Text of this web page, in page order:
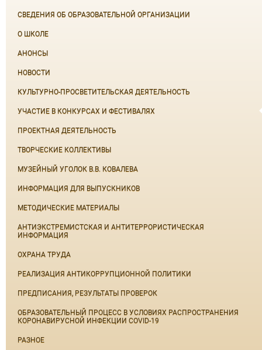
СВЕДЕНИЯ ОБ ОБРАЗОВАТЕЛЬНОЙ ОРГАНИЗАЦИИ
О ШКОЛЕ
АНОНСЫ
НОВОСТИ
КУЛЬТУРНО-ПРОСВЕТИТЕЛЬСКАЯ ДЕЯТЕЛЬНОСТЬ
УЧАСТИЕ В КОНКУРСАХ И ФЕСТИВАЛЯХ
ПРОЕКТНАЯ ДЕЯТЕЛЬНОСТЬ
ТВОРЧЕСКИЕ КОЛЛЕКТИВЫ
МУЗЕЙНЫЙ УГОЛОК В.В. КОВАЛЕВА
ИНФОРМАЦИЯ ДЛЯ ВЫПУСКНИКОВ
МЕТОДИЧЕСКИЕ МАТЕРИАЛЫ
АНТИЭКСТРЕМИСТСКАЯ И АНТИТЕРРОРИСТИЧЕСКАЯ
ИНФОРМАЦИЯ
ОХРАНА ТРУДА
РЕАЛИЗАЦИЯ АНТИКОРРУПЦИОННОЙ ПОЛИТИКИ
ПРЕДПИСАНИЯ, РЕЗУЛЬТАТЫ ПРОВЕРОК
ОБРАЗОВАТЕЛЬНЫЙ ПРОЦЕСС В УСЛОВИЯХ РАСПРОСТРАНЕНИЯ
КОРОНАВИРУСНОЙ ИНФЕКЦИИ COVID-19
РАЗНОЕ